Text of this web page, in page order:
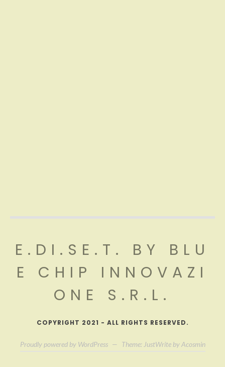
E.DI.SE.T. BY BLU
E CHIP INNOVAZI
ONE S.R.L.
COPYRIGHT 2021 - ALL RIGHTS RESERVED.
Proudly powered by WordPress — Theme: JustWrite by Acosmin